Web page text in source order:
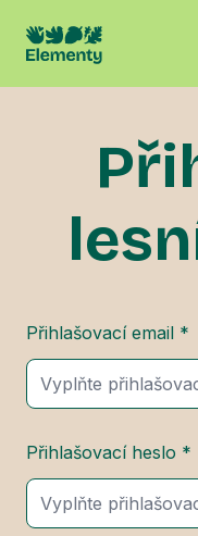
Přihlašovací email *
Přihlašovací heslo *